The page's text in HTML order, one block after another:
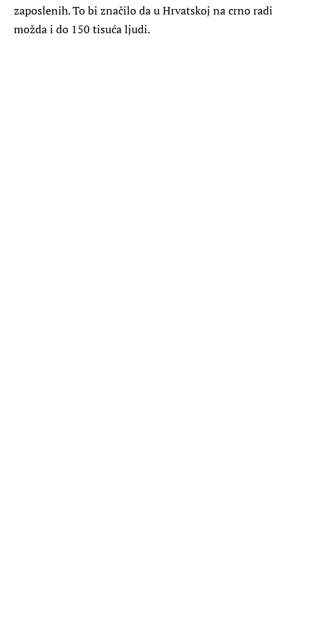
zaposlenih. To bi značilo da u Hrvatskoj na crno radi
možda i do 150 tisuća ljudi.